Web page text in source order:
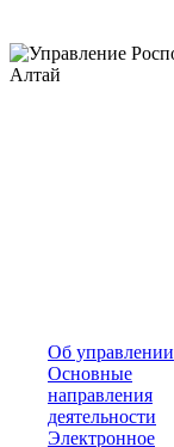
Об управлении
Основные
направления
деятельности
Электронное